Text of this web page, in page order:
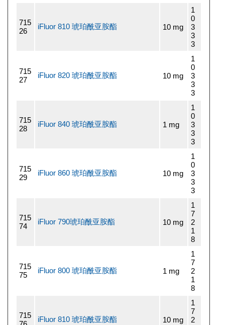
715
26
iFluor 810 琥珀酰亚胺酯 10 mg
1
0
3
3
3
715
27
iFluor 820 琥珀酰亚胺酯 10 mg
1
0
3
3
3
715
28
iFluor 840 琥珀酰亚胺酯 1 mg
1
0
3
3
3
715
29
iFluor 860 琥珀酰亚胺酯 10 mg
1
0
3
3
3
715
74
iFluor 790琥珀酰亚胺酯 10 mg
1
7
2
1
8
715
75
iFluor 800 琥珀酰亚胺酯 1 mg
1
7
2
1
8
715
iFluor 810 琥珀酰亚胺酯 10 mg
1
7
2